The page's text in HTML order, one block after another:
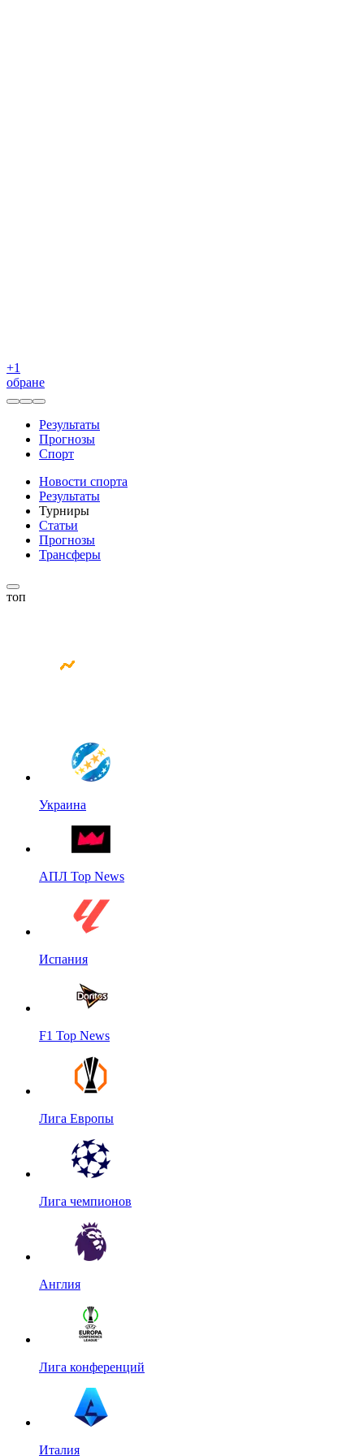
+1
обране
Результаты
Прогнозы
Спорт
Новости спорта
Результаты
Турниры
Статьи
Прогнозы
Трансферы
топ
Украина
АПЛ Top News
Испания
F1 Top News
Лига Европы
Лига чемпионов
Англия
Лига конференций
Италия